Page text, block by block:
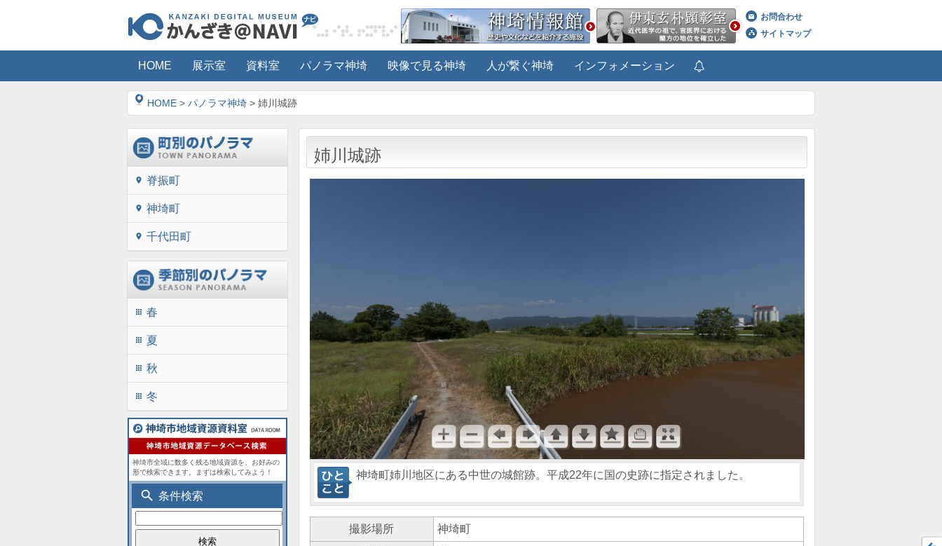
お問合わせ
サイトマップ
HOME 展示室 資料室 パノラマ神埼 映像で見る神埼 人が繋ぐ神埼 インフォメーション
HOME > パノラマ神埼 > 姉川城跡
姉川城跡
神埼町姉川地区にある中世の城館跡。平成22年に国の史跡に指定されました。
撮影場所 神埼町
location_on 脊振町
location_on 神埼町
location_on 千代田町
apps 春
apps 夏
apps 秋
apps 冬
神埼市全域に数多く残る地域資源を、お好みの
形で検索できます。まずは検索してみよう！
search 条件検索